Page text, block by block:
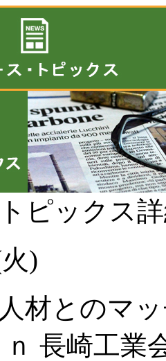
ピックス
)
材とのマ
長崎工業